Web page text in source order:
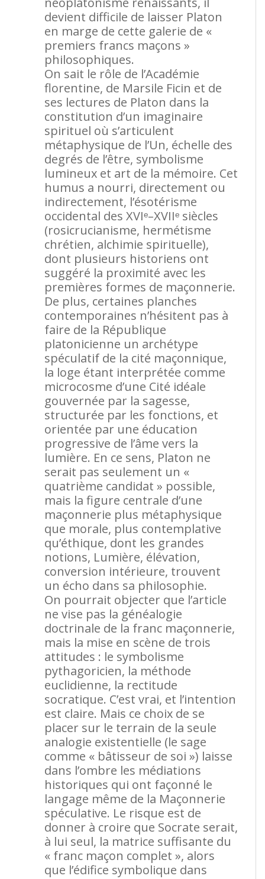
devient difficile de laisser Platon
en marge de cette galerie de «
premiers francs maçons »
philosophiques.
On sait le rôle de l’Académie
florentine, de Marsile Ficin et de
ses lectures de Platon dans la
constitution d’un imaginaire
spirituel où s’articulent
métaphysique de l’Un, échelle des
degrés de l’être, symbolisme
lumineux et art de la mémoire. Cet
humus a nourri, directement ou
indirectement, l’ésotérisme
occidental des XVIᵉ–XVIIᵉ siècles
(rosicrucianisme, hermétisme
chrétien, alchimie spirituelle),
dont plusieurs historiens ont
suggéré la proximité avec les
premières formes de maçonnerie.
De plus, certaines planches
contemporaines n’hésitent pas à
faire de la République
platonicienne un archétype
spéculatif de la cité maçonnique,
la loge étant interprétée comme
microcosme d’une Cité idéale
gouvernée par la sagesse,
structurée par les fonctions, et
orientée par une éducation
progressive de l’âme vers la
lumière. En ce sens, Platon ne
serait pas seulement un «
quatrième candidat » possible,
mais la figure centrale d’une
maçonnerie plus métaphysique
que morale, plus contemplative
qu’éthique, dont les grandes
notions, Lumière, élévation,
conversion intérieure, trouvent
un écho dans sa philosophie.
On pourrait objecter que l’article
ne vise pas la généalogie
doctrinale de la franc maçonnerie,
mais la mise en scène de trois
attitudes : le symbolisme
pythagoricien, la méthode
euclidienne, la rectitude
socratique. C’est vrai, et l’intention
est claire. Mais ce choix de se
placer sur le terrain de la seule
analogie existentielle (le sage
comme « bâtisseur de soi ») laisse
dans l’ombre les médiations
historiques qui ont façonné le
langage même de la Maçonnerie
spéculative. Le risque est de
donner à croire que Socrate serait,
à lui seul, la matrice suffisante du
« franc maçon complet », alors
que l’édifice symbolique dans